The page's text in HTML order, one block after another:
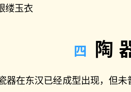
缕玉衣
陶
器在东汉已经成型出现，但